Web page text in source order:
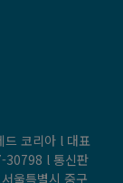
코리아 l 대표
30798 l 통신판
울특별시 중구